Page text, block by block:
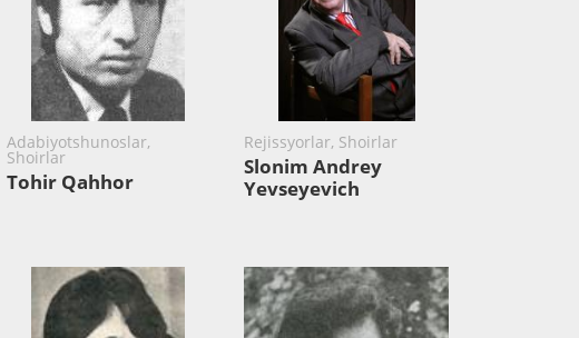
Adabiyotshunoslar,
Shoirlar
Tohir Qahhor
Rejissyorlar, Shoirlar
Slonim Andrey
Yevseyevich